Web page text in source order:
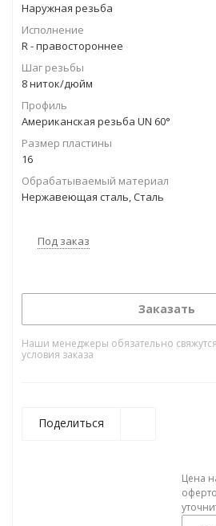
Наружная резьба
Исполнение
R - правостороннее
Шаг резьбы
8 ниток/дюйм
Профиль
Американская резьба UN 60°
Размер пластины
16
Обрабатываемый материал
Нержавеющая сталь, Сталь
Под заказ
Заказать
Наши менеджеры обязательно
условия заказа
Поделиться
Цена